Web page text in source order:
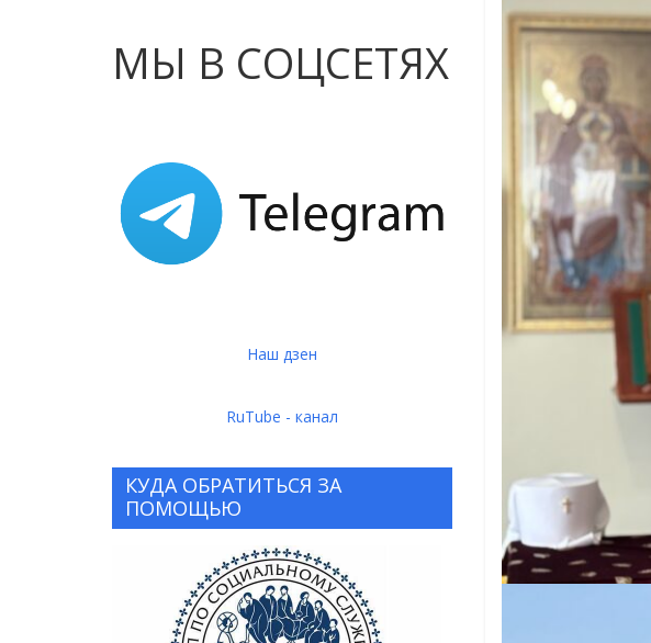
МЫ В СОЦСЕТЯХ
Наш дзен
RuTube - канал
КУДА ОБРАТИТЬСЯ ЗА
ПОМОЩЬЮ